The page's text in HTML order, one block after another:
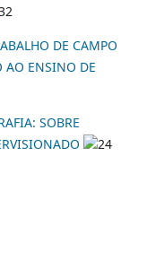
DE CAMPO
AO ENSINO DE
SOBRE
24